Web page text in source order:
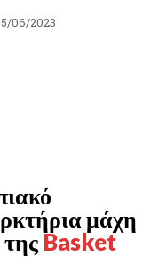
06/2023
μάχη
Basket